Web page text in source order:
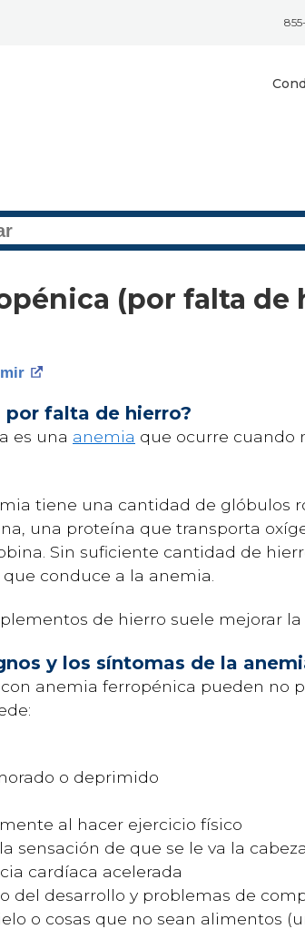
(por falta de
por falta de hierro?
es una anemia que ocurre cuando
tiene una cantidad de glóbulos
una proteína que transporta
Sin suficiente cantidad de
conduce a la anemia.
de hierro suele mejorar la
y los síntomas de la
anemia ferropénica pueden no
o deprimido
al hacer ejercicio físico
sensación de que se le va la cabeza
cardíaca acelerada
del desarrollo y problemas de
o cosas que no sean alimentos